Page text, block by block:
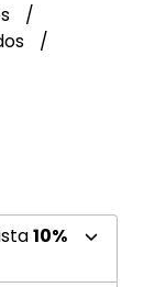
10%